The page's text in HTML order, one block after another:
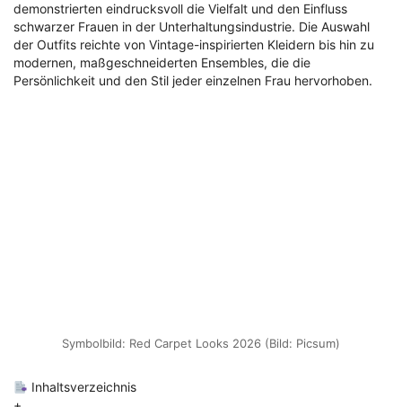
demonstrierten eindrucksvoll die Vielfalt und den Einfluss
schwarzer Frauen in der Unterhaltungsindustrie. Die Auswahl
der Outfits reichte von Vintage-inspirierten Kleidern bis hin zu
modernen, maßgeschneiderten Ensembles, die die
Persönlichkeit und den Stil jeder einzelnen Frau hervorhoben.
Symbolbild: Red Carpet Looks 2026 (Bild: Picsum)
Inhaltsverzeichnis